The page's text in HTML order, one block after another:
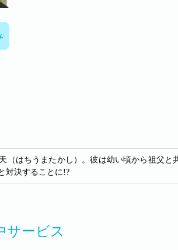
（はちうまたかし）。彼は幼い頃から祖父
対決することに!?
サービス